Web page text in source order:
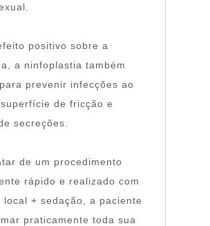
positivo sobre a
a ninfoplastia também
prevenir infecções ao
de fricção e
secreções.⠀
de um procedimento
rápido e realizado com
local + sedação, a paciente
praticamente toda sua